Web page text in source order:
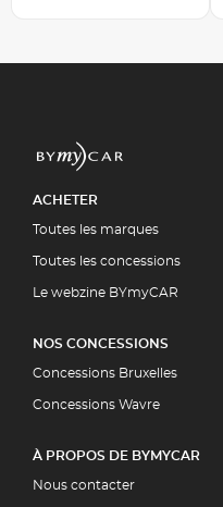
ACHETER
Toutes les marques
Toutes les concessions
Le webzine BYmyCAR
NOS CONCESSIONS
Concessions Bruxelles
Concessions Wavre
À PROPOS DE BYMYCAR
Nous contacter